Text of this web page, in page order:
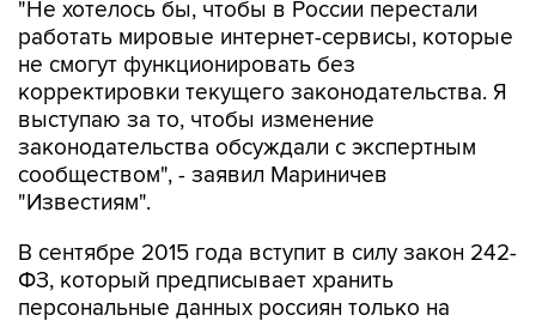
не смогут функционировать без
корректировки текущего законодательства. Я
выступаю за то, чтобы изменение
законодательства обсуждали с экспертным
сообществом", - заявил Мариничев
"Известиям".
В сентябре 2015 года вступит в силу закон 242-
персональные данных россиян только на
территории РФ.